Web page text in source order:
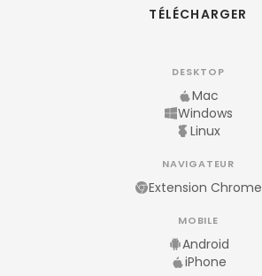
TÉLÉCHARGER
DESKTOP
Mac
Windows
Linux
NAVIGATEUR
Extension Chrome
MOBILE
Android
iPhone